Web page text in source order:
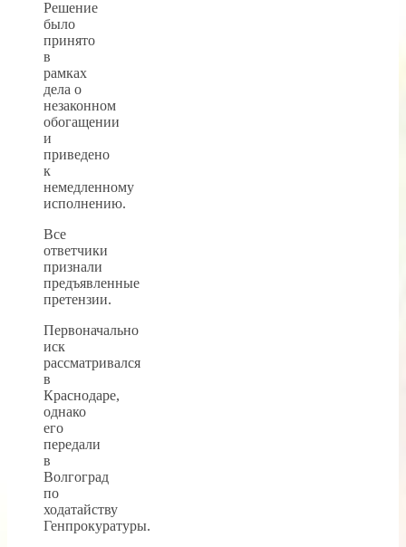
Решение
было
принято
в
рамках
дела о
незаконном
обогащении
и
приведено
к
немедленному
исполнению.
Все
ответчики
признали
предъявленные
претензии.
Первоначально
иск
рассматривался
в
Краснодаре,
однако
его
передали
в
Волгоград
по
ходатайству
Генпрокуратуры.